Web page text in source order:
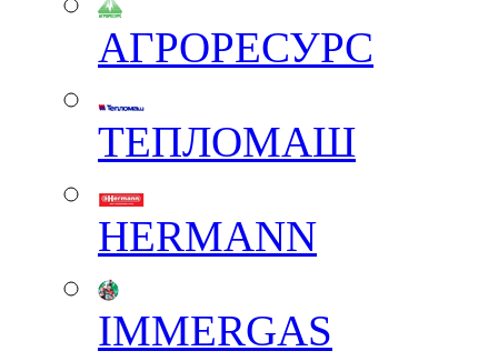
АГРОРЕСУРС
ТЕПЛОМАШ
HERMANN
IMMERGAS